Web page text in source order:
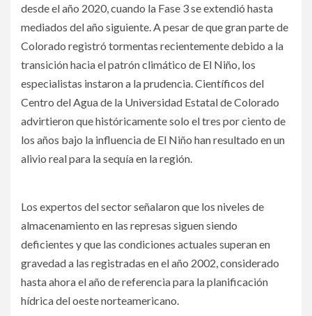
desde el año 2020, cuando la Fase 3 se extendió hasta
mediados del año siguiente. A pesar de que gran parte de
Colorado registró tormentas recientemente debido a la
transición hacia el patrón climático de El Niño, los
especialistas instaron a la prudencia. Científicos del
Centro del Agua de la Universidad Estatal de Colorado
advirtieron que históricamente solo el tres por ciento de
los años bajo la influencia de El Niño han resultado en un
alivio real para la sequía en la región.
Los expertos del sector señalaron que los niveles de
almacenamiento en las represas siguen siendo
deficientes y que las condiciones actuales superan en
gravedad a las registradas en el año 2002, considerado
hasta ahora el año de referencia para la planificación
hídrica del oeste norteamericano.